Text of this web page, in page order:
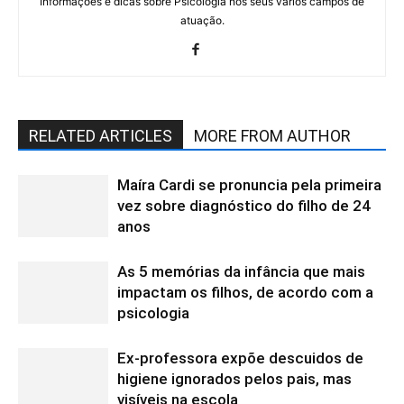
atuação.
RELATED ARTICLES MORE FROM AUTHOR
Maíra Cardi se pronuncia pela primeira
vez sobre diagnóstico do filho de 24
anos
As 5 memórias da infância que mais
impactam os filhos, de acordo com a
psicologia
Ex-professora expõe descuidos de
higiene ignorados pelos pais, mas
visíveis na escola